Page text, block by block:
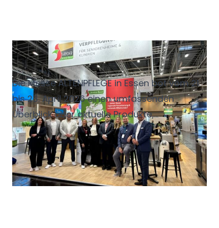
Starker Auftritt in Essen:
ALTENPFLEGE 2026
Die Messe ALTENPFLEGE in Essen bot vom 21.
bis 23. April 2026 einen umfassenden
Überblick über aktuelle Produkte,
Dienstleistungen und Entwicklungen in der
Pflegebranche. Über 500 Aussteller
präsentierten in den Hallen 5 bis 8 Lösungen
aus Bereichen wie Pflege und Therapie,